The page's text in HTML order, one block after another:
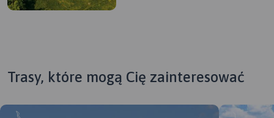
Trasy, które mogą Cię zainteresować